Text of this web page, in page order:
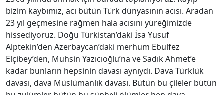
bizim kaybımız, acı bütün Türk dünyasının acısı. Aradan
23 yıl geçmesine rağmen hala acısını yüreğimizde
hissediyoruz. Doğu Türkistan’daki İsa Yusuf
Alptekin’den Azerbaycan’daki merhum Ebulfez
Elçibey’den, Muhsin Yazıcıoğlu’na ve Sadık Ahmet’e
kadar bunların hepsinin davası aynıydı. Dava Türklük
davası, dava Müslümanlık davası. Bütün bu çileler bütün